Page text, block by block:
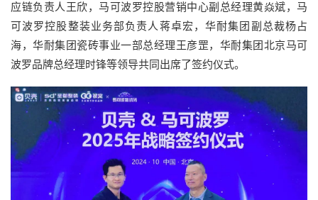
应链负责人王欣，马可波罗控股营销中心副总经理黄焱斌，马
可波罗控股整装业务部负责人蒋卓宏，华耐集团副总裁杨占
海，华耐集团瓷砖事业一部总经理王彦罡，华耐集团北京马可
波罗品牌总经理时锋等领导共同出席了签约仪式。